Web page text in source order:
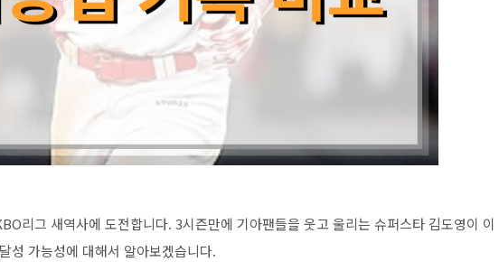
리그 새역사에 도전합니다. 3시즌만에 기아팬들을 웃고 울리는 슈퍼스타 김도영이 이
성 가능성에 대해서 알아보겠습니다.